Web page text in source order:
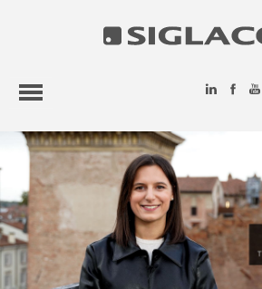
HIGHLIGHTS
PROJECTS
SIGLACOM